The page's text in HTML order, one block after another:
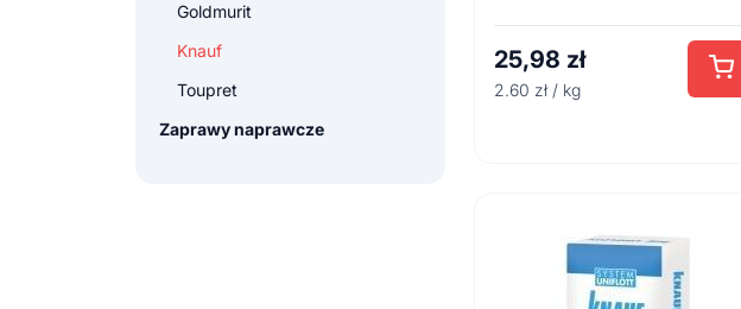
Goldmurit
Knauf
Toupret
Zaprawy naprawcze
25,98 zł
2.60 zł / kg